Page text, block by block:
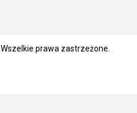
. Wszelkie prawa zastrzeżone.